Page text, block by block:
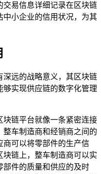
易信息详细记录在区块链
中小企业的信用状况，为其
远的战略意义，其区块链
实现供应链的数字化管理
链平台就像一条紧密连接
车制造商和经销商之间的
商可以将零部件的生产信
链上，整车制造商可以实
部件的质量和供应的及时